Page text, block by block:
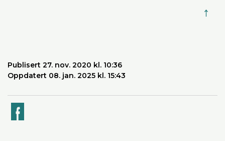
↑
Publisert 27. nov. 2020 kl. 10:36
Oppdatert 08. jan. 2025 kl. 15:43